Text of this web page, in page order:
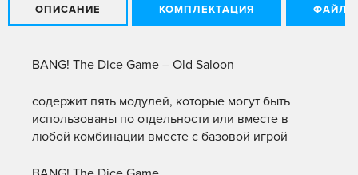
ОПИСАНИЕ КОМПЛЕКТАЦИЯ ФАЙЛЫ
BANG! The Dice Game – Old Saloon
содержит пять модулей, которые могут быть
использованы по отдельности или вместе в
любой комбинации вместе с базовой игрой